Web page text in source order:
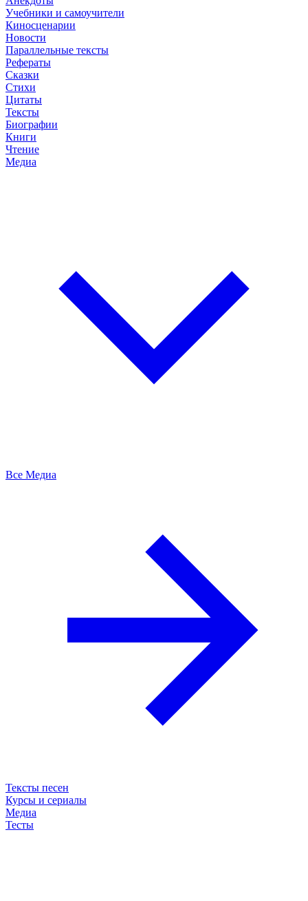
Учебники и самоучители
Киносценарии
Новости
Параллельные тексты
Рефераты
Сказки
Стихи
Цитаты
Тексты
Биографии
Книги
Чтение
Медиа
Все Медиа
Тексты песен
Курсы и сериалы
Медиа
Тесты